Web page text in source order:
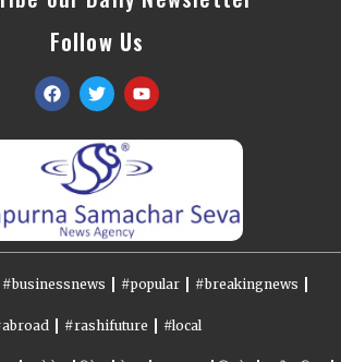
Follow Us
#businessnews #popular #breakingnews
#rashifuture #local